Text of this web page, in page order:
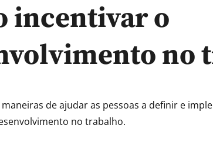
incentivar o
no
de ajudar as pessoas a definir e
no trabalho.